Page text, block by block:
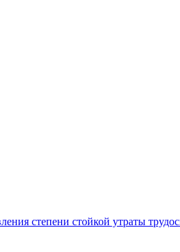
степени стойкой утраты